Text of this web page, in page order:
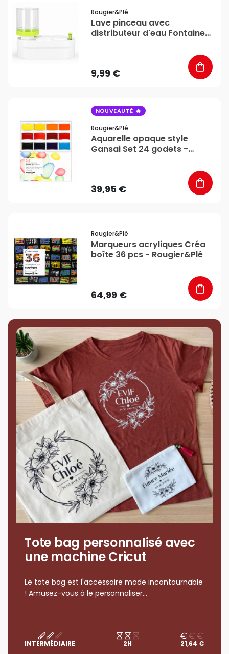
Rougier&plé
Lave pinceau avec
distributeur d'eau Fontaine
9,99 €
NOUVEAUTÉ
Rougier&plé
Aquarelle opaque style
Gansai Set 24 godets -
39,95 €
Rougier&plé
Marqueurs acryliques Créa
boîte 36 pcs - Rougier&Plé
64,99 €
Tote bag personnalisé avec
une machine Cricut
Le tote bag est l'accessoire mode incontournable
! Amusez-vous à le personnaliser...
INTERMÉDIAIRE 2H 21,64 €